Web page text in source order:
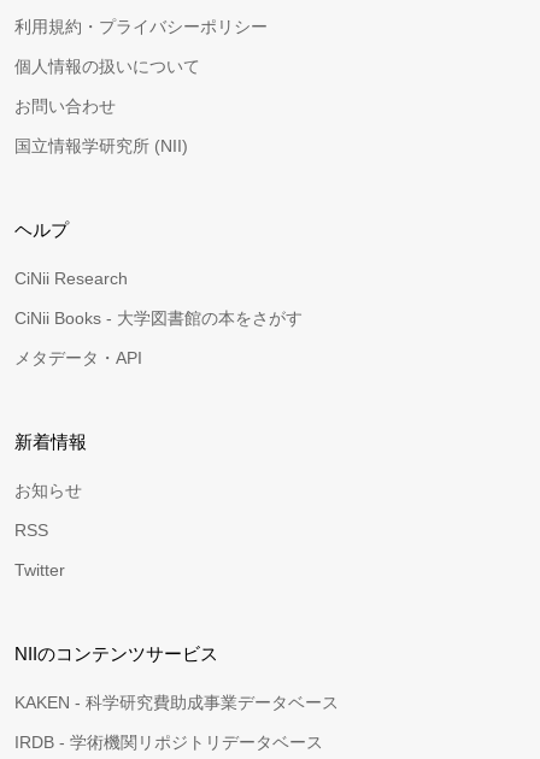
利用規約・プライバシーポリシー
個人情報の扱いについて
お問い合わせ
国立情報学研究所 (NII)
ヘルプ
CiNii Research
CiNii Books - 大学図書館の本をさがす
メタデータ・API
新着情報
お知らせ
RSS
Twitter
NIIのコンテンツサービス
KAKEN - 科学研究費助成事業データベース
IRDB - 学術機関リポジトリデータベース